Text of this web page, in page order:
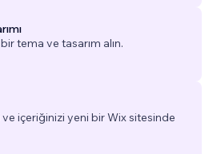
tema ve tasarım alın.
içeriğinizi yeni bir Wix sitesinde